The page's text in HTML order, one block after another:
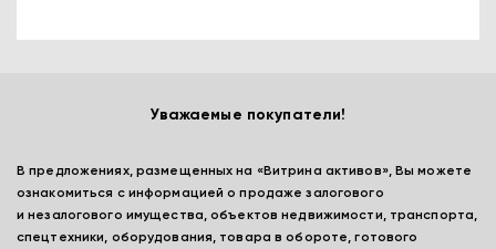
Уважаемые покупатели!
В предложениях, размещенных на «Витрина активов», Вы можете
ознакомиться с информацией о продаже залогового
и незалогового имущества, объектов недвижимости, транспорта,
спецтехники, оборудования, товара в обороте, готового